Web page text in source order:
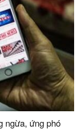
ngừa, ứng phó